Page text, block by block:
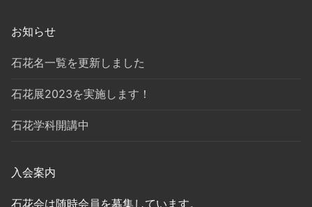
お知らせ
石花名一覧を更新しました
石花展2023を実施します！
石花学科開講中
入会案内
石花会は随時会員を募集しています。